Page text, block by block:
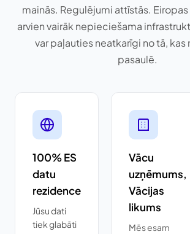
mainās. Regulējumi attīstās.
arvien vairāk nepieciešama
var paļauties neatkarīgi no tā,
pasaulē.
100% ES
datu
rezidence
Jūsu dati
tiek glabāti
Vācu
uzņēmums,
Vācijas
likums
Mēs esam